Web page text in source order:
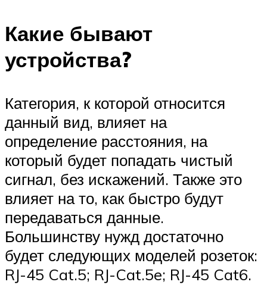
Какие бывают
устройства?
Категория, к которой относится
данный вид, влияет на
определение расстояния, на
который будет попадать чистый
сигнал, без искажений. Также это
влияет на то, как быстро будут
передаваться данные.
Большинству нужд достаточно
будет следующих моделей розеток:
RJ-45 Cat.5; RJ-Cat.5e; RJ-45 Cat6.